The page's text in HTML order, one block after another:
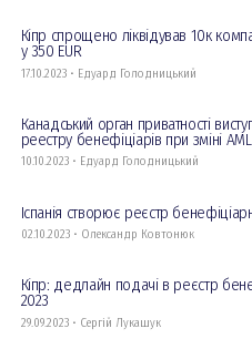
Кіпр спрощено ліквідував 10к
у 350 EUR
17.10.2023 • Едуард Голодницький
Канадський орган приватності
реестру бенефіціарів при зміні
10.10.2023 • Едуард Голодницький
Іспанія створює реєстр
02.10.2023 • Олександр Ковтонюк
Кіпр: дедлайн подачі в реєстр
2023
29.09.2023 • Сергій Лукашук